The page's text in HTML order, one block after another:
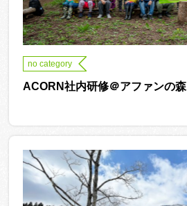
no category
ACORN社内研修＠アファンの森